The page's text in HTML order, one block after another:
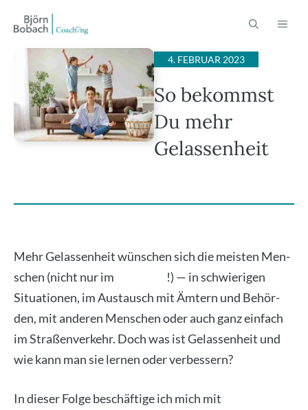
Inhalt
springen
4. FEBRUAR 2023
So bekommst
Du mehr
Gelassenheit
Mehr Gelas­sen­heit wün­schen sich die meis­ten Men­
schen (nicht nur im
!) — in schwie­ri­gen
Situa­tio­nen, im Aus­tausch mit Ämtern und Behör­
den, mit ande­ren Men­schen oder auch ganz ein­fach
im Stra­ßen­ver­kehr. Doch was ist Gelas­sen­heit und
wie kann man sie ler­nen oder ver­bes­sern?
In die­ser Fol­ge beschäf­ti­ge ich mich mit